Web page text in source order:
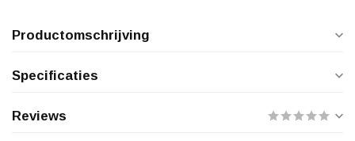
Productomschrijving
Specificaties
Reviews